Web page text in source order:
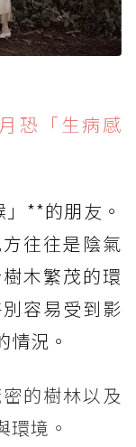
恐「生病感
**的朋友。
往往是陰氣
木繁茂的環
容易受到影
情況。
的樹林以及
環境。